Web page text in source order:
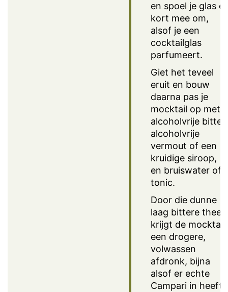
en spoel je glas er
kort mee om,
alsof je een
cocktailglas
parfumeert.
Giet het teveel
eruit en bouw
daarna pas je
mocktail op met
alcoholvrije bitter,
alcoholvrije
vermout of een
kruidige siroop,
en bruiswater of
tonic.
Door die dunne
laag bittere thee
krijgt de mocktail
een drogere,
volwassen
afdronk, bijna
alsof er echte
Campari in heeft